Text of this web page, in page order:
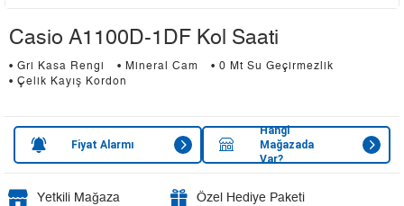
Casio A1100D-1DF Kol Saati
• Gri Kasa Rengi • Mineral Cam
• 0 Mt Su Geçirmezlik
• Çelik Kayış Kordon
Fiyat Alarmı
Hangi
Mağazada
Var?
Yetkili Mağaza
Özel Hediye Paketi